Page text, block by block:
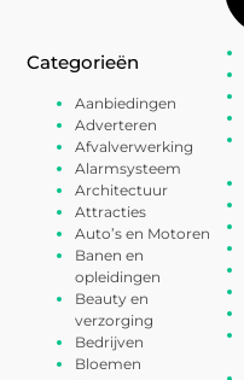
Categorieën
Aanbiedingen
Adverteren
Afvalverwerking
Alarmsysteem
Architectuur
Attracties
Auto’s en Motoren
Banen en
opleidingen
Beauty en
verzorging
Bedrijven
Bloemen